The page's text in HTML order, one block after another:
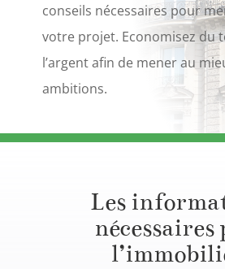
conseils nécessaires pour
votre projet. Economisez du
l’argent afin de mener au
ambitions.
Les
nécessaires